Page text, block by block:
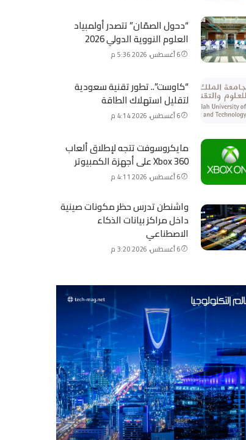
“دحول الصمّان” تتصدر أولمبياد
العلوم النووية الدولي 2026
6 أغسطس، 2026 5:36 م
“كاوست”.. تطور تقنية سعودية
لتقليل استهلاك الطاقة
6 أغسطس، 2026 4:14 م
مايكروسوفت تتجه لإطلاق ألعاب
Xbox 360 على أجهزة الكمبيوتر
6 أغسطس، 2026 4:11 م
واشنطن تدرس حظر مكونات صينية
داخل مراكز بيانات الذكاء
الاصطناعي
6 أغسطس، 2026 3:20 م